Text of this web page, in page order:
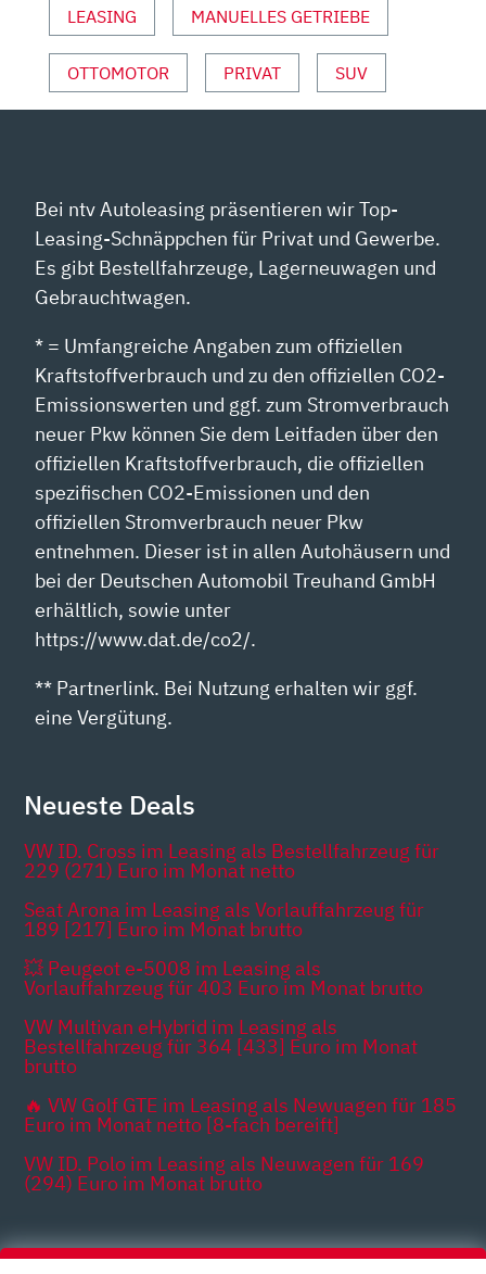
YOUTUBE
ANZEIGEN
LEASING MANUELLES GETRIEBE
OTTOMOTOR PRIVAT SUV
Bei ntv Autoleasing präsentieren wir Top-
Leasing-Schnäppchen für Privat und Gewerbe.
Es gibt Bestellfahrzeuge, Lagerneuwagen und
Gebrauchtwagen.
* = Umfangreiche Angaben zum offiziellen
Kraftstoffverbrauch und zu den offiziellen CO2-
Emissionswerten und ggf. zum Stromverbrauch
neuer Pkw können Sie dem Leitfaden über den
offiziellen Kraftstoffverbrauch, die offiziellen
spezifischen CO2-Emissionen und den
offiziellen Stromverbrauch neuer Pkw
entnehmen. Dieser ist in allen Autohäusern und
bei der Deutschen Automobil Treuhand GmbH
erhältlich, sowie unter
https://www.dat.de/co2/.
** Partnerlink. Bei Nutzung erhalten wir ggf.
eine Vergütung.
Neueste Deals
VW ID. Cross im Leasing als Bestellfahrzeug für
229 (271) Euro im Monat netto
Seat Arona im Leasing als Vorlauffahrzeug für
189 [217] Euro im Monat brutto
💥 Peugeot e-5008 im Leasing als
Vorlauffahrzeug für 403 Euro im Monat brutto
VW Multivan eHybrid im Leasing als
Bestellfahrzeug für 364 [433] Euro im Monat
brutto
🔥 VW Golf GTE im Leasing als Newuagen für 185
Euro im Monat netto [8-fach bereift]
VW ID. Polo im Leasing als Neuwagen für 169
(294) Euro im Monat brutto